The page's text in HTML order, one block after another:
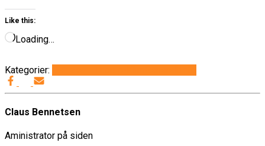
Like this:
Loading…
Kategorier:
Claus Bennetsen
Aministrator på siden